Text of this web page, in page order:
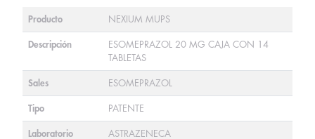
Producto NEXIUM MUPS
Descripción
ESOMEPRAZOL 20 MG CAJA CON 14
TABLETAS
Sales ESOMEPRAZOL
Tipo PATENTE
Laboratorio ASTRAZENECA